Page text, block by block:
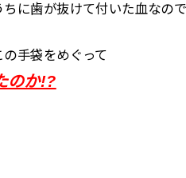
ちに歯が抜けて付いた血なの
の手袋をめぐって
のか!?